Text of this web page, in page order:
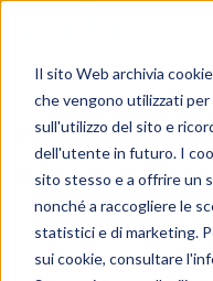
Il sito Web archivia
che vengono utilizzati
sull'utilizzo del sito e
dell'utente in futuro. I
sito stesso e a offrire un
nonché a raccogliere le
statistici e di marketing.
sui cookie, consultare
Hybrid
flessibile e
Realizza tutto il valore